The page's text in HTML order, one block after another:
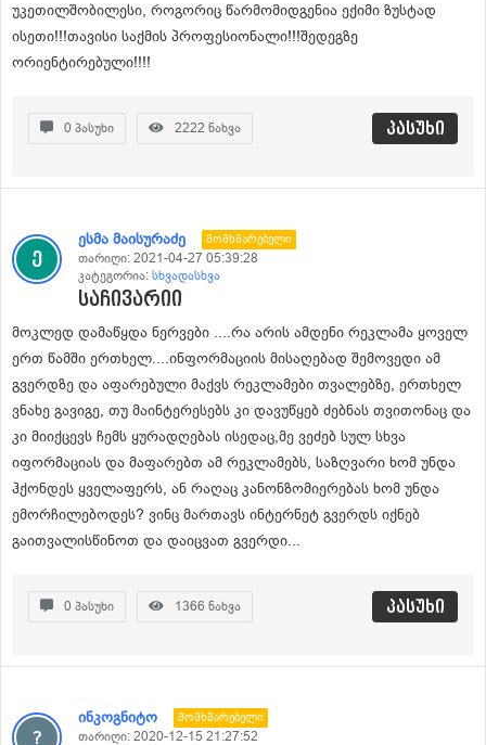
უკეთილშობილესი, როგორიც წარმომიდგენია ექიმი ზუსტად
ისეთი!!!თავისი საქმის პროფესიონალი!!!შედეგზე
ორიენტირებული!!!!
0 პასუხი 2222 ნახვა პასუხი
ესმა მაისურაძე Მომხმარებელი
თარიღი: 2021-04-27 05:39:28
კატეგორია: სხვადასხვა
საჩივარიი
მოკლედ დამაწყდა ნერვები ....რა არის ამდენი რეკლამა ყოველ
ერთ წამში ერთხელ....ინფორმაციის მისაღებად შემოვედი ამ
გვერდზე და აფარებული მაქვს რეკლამები თვალებზე, ერთხელ
ვნახე გავიგე, თუ მაინტერესებს კი დავუწყებ ძებნას თვითონაც და
კი მიიქცევს ჩემს ყურადღებას ისედაც,მე ვეძებ სულ სხვა
იფორმაციას და მაფარებთ ამ რეკლამებს, საზღვარი ხომ უნდა
ჰქონდეს ყველაფერს, ან რაღაც კანონზომიერებას ხომ უნდა
ემორჩილებოდეს? ვინც მართავს ინტერნეტ გვერდს იქნებ
გაითვალისწინოთ და დაიცვათ გვერდი...
0 პასუხი 1366 ნახვა პასუხი
ინკოგნიტო Მომხმარებელი
თარიღი: 2020-12-15 21:27:52